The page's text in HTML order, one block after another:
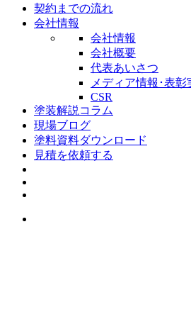
契約までの流れ
会社情報
会社情報
会社概要
代表あいさつ
メディア情報･表彰
CSR
塗装解説コラム
現場ブログ
塗料資料ダウンロード
見積を依頼する